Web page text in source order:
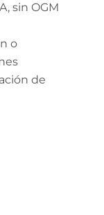
sin OGM
o
de